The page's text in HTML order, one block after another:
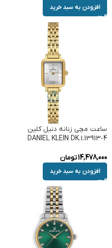
افزودن به سبد خرید
ساعت مچی زنانه دنیل کلین
DANIEL KLEIN DK.1.13913-4
14,478,000تومان
افزودن به سبد خرید